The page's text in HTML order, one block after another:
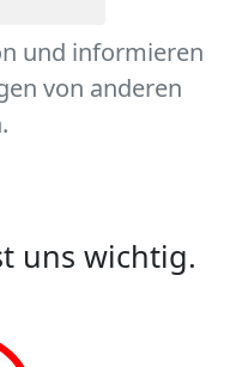
und informieren
von anderen
uns wichtig.